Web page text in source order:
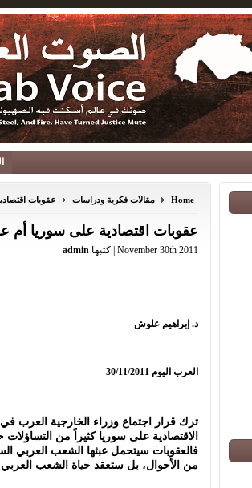
Home مقالات فكرية ودراسات عقوبات
عقوبات اقتصادية على سوريا أم
November 30th 2011 | كتبها admin
د. إبراهيم علوش
العرب اليوم 30/11/2011
الاقتصادية على سوريا كثيراً من
فالعقوبات سيتحمل عبئها الشعب العربي
من الأحوال، بل ستعقد حياة الشعب العربي